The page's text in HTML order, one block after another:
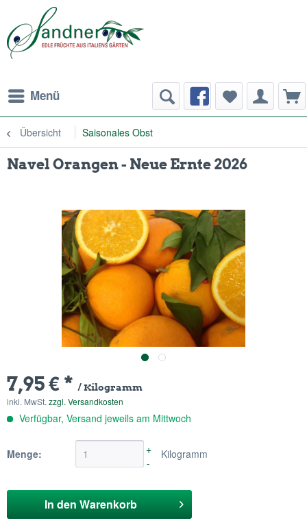
Menü
Übersicht Saisonales Obst
Navel Orangen - Neue Ernte 2026
7,95 € * / Kilogramm
inkl. MwSt. zzgl. Versandkosten
Verfügbar, Versand jeweils am Mittwoch
Menge:
+
-
Kilogramm
In den Warenkorb